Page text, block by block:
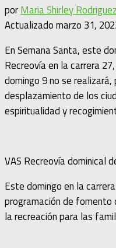
porMaria Shirley Rodriguez
Actualizadomarzo 31,
En Semana Santa, este
Recreovía en la carrera
domingo 9 no se
desplazamiento de los
espiritualidad y
VAS Recreovía dominical
Este domingo en la
programación de
la recreación para las